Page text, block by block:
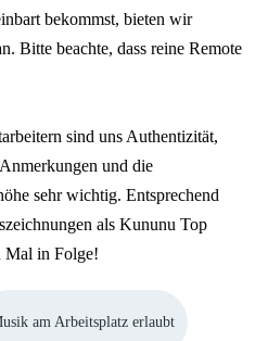
bekommst, bieten wir
Bitte beachte, dass reine Remote
sind uns Authentizität,
und die
sehr wichtig. Entsprechend
als Kununu Top
Mal in Folge!
am Arbeitsplatz erlaubt